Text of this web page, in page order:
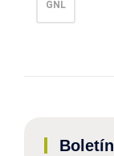
GNL
Boletín